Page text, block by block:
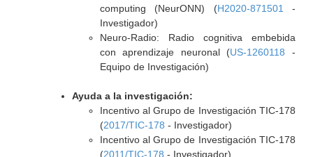
computing (NeurONN) (H2020-871501
-
Investigador)
Neuro-Radio: Radio cognitiva embebida
con aprendizaje neuronal (US-1260118 -
Equipo de Investigación)
Ayuda a la investigación:
Incentivo al Grupo de Investigación TIC-178
(2017/TIC-178 - Investigador)
Incentivo al Grupo de Investigación TIC-178
(2011/TIC-178 - Investigador)